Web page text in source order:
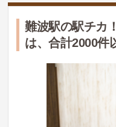
難波駅の駅チカ
は、合計2000件